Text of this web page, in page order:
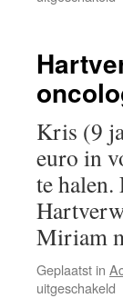
Kris (9
euro in
te halen.
Miriam
Geplaatst in
uitgeschakeld